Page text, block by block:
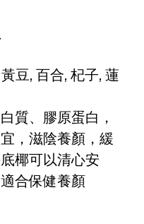
豆, 百合, 杞子, 蓮
質、膠原蛋白，
，滋陰養顏，緩
椰可以清心安
合保健養顏